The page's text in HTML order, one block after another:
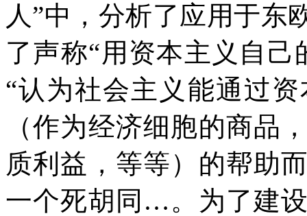
人”中，分析了应用于东
了声称“用资本主义自己
“认为社会主义能通过
（作为经济细胞的商品
质利益，等等）的帮助
一个死胡同 … 。为了建